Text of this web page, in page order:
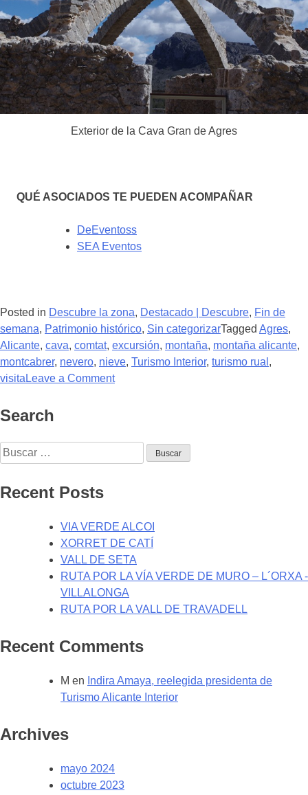
Exterior de la Cava Gran de Agres
QUÉ ASOCIADOS TE PUEDEN ACOMPAÑAR
DeEventoss
SEA Eventos
Posted in Descubre la zona, Destacado | Descubre, Fin de
semana, Patrimonio histórico, Sin categorizarTagged Agres,
Alicante, cava, comtat, excursión, montaña, montaña alicante,
montcabrer, nevero, nieve, Turismo Interior, turismo rual ,
visita Leave a Comment
Search
Recent Posts
VIA VERDE ALCOI
XORRET DE CATÍ
VALL DE SETA
RUTA POR LA VÍA VERDE DE MURO – L´ORXA -
VILLALONGA
RUTA POR LA VALL DE TRAVADELL
Recent Comments
M en Indira Amaya, reelegida presidenta de
Turismo Alicante Interior
Archives
mayo 2024
octubre 2023